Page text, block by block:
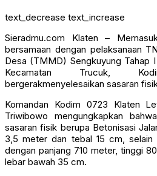
text_decrease text_increase
Sieradmu.com Klaten –
bersamaan dengan pelaksanaan
Desa (TMMD) Sengkuyung Tahap
Kecamatan Trucuk,
bergerakmenyelesaikan sasaran
Komandan Kodim 0723 Klaten
Triwibowo mengungkapkan
sasaran fisik berupa Betonisasi
3,5 meter dan tebal 15 cm, selain
dengan panjang 710 meter, tinggi
lebar bawah 35 cm.